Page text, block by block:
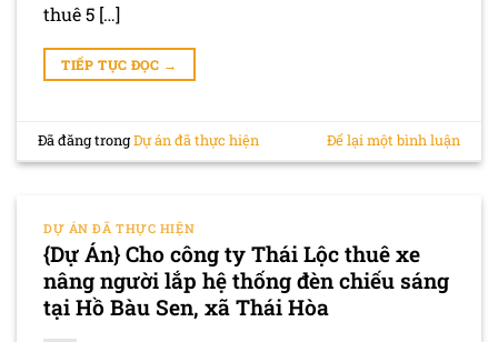
thuê 5 […]
TIẾP TỤC ĐỌC →
Đã đăng trongDự án đã thực hiện Để lại một bình luận
DỰ ÁN ĐÃ THỰC HIỆN
{Dự Án} Cho công ty Thái Lộc thuê xe
nâng người lắp hệ thống đèn chiếu sáng
tại Hồ Bàu Sen, xã Thái Hòa